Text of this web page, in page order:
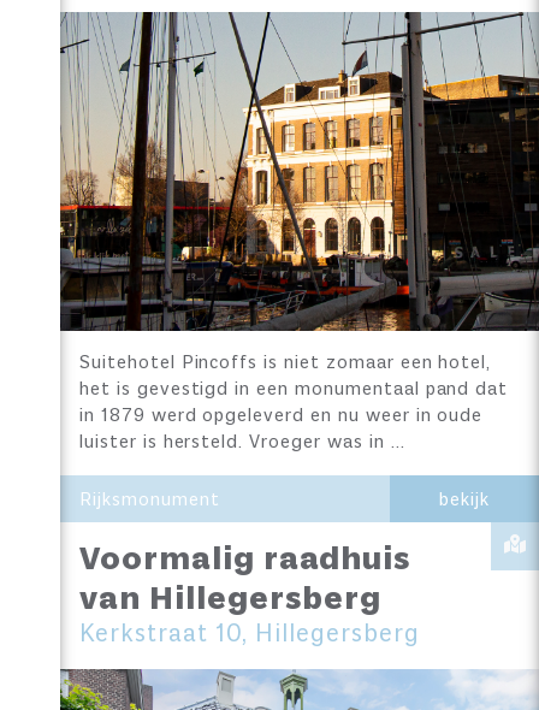
Suitehotel Pincoffs is niet zomaar een hotel,
het is gevestigd in een monumentaal pand dat
in 1879 werd opgeleverd en nu weer in oude
luister is hersteld. Vroeger was in …
Rijksmonument bekijk
Voormalig raadhuis
van Hillegersberg
Kerkstraat 10, Hillegersberg